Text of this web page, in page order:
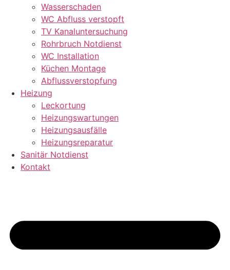
Wasserschaden
WC Abfluss verstopft
TV Kanaluntersuchung
Rohrbruch Notdienst
WC Installation
Küchen Montage
Abflussverstopfung
Heizung
Leckortung
Heizungswartungen
Heizungsausfälle
Heizungsreparatur
Sanitär Notdienst
Kontakt